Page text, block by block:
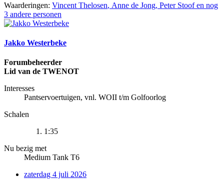
Waarderingen: Vincent Thelosen, Anne de Jong, Peter Stoofen nog
3 andere personen
Jakko Westerbeke
Forumbeheerder
Lid van de TWENOT
Interesses
Pantservoertuigen, vnl. WOII t/m Golfoorlog
Schalen
1:35
Nu bezig met
Medium Tank T6
zaterdag 4 juli 2026